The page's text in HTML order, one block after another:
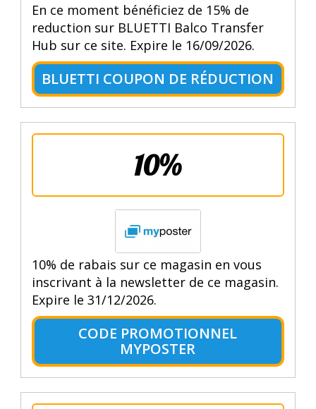
En ce moment bénéficiez de 15% de
reduction sur BLUETTI Balco Transfer
Hub sur ce site. Expire le 16/09/2026.
BLUETTI COUPON DE RÉDUCTION
10%
10% de rabais sur ce magasin en vous
inscrivant à la newsletter de ce magasin.
Expire le 31/12/2026.
CODE PROMOTIONNEL
MYPOSTER